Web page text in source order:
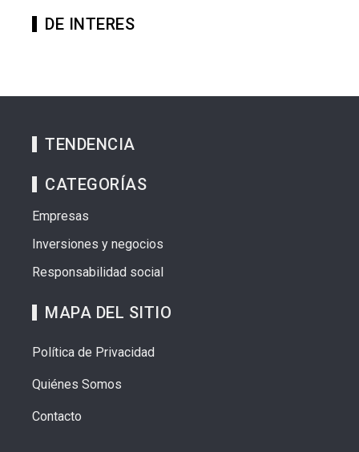
DE INTERES
TENDENCIA
CATEGORÍAS
Empresas
Inversiones y negocios
Responsabilidad social
MAPA DEL SITIO
Política de Privacidad
Quiénes Somos
Contacto